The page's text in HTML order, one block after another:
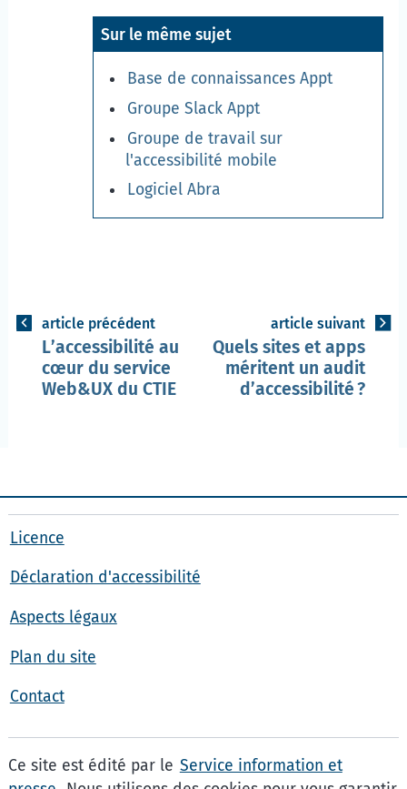
Sur le même sujet
Base de connaissances Appt
Groupe Slack Appt
Groupe de travail sur
l'accessibilité mobile
Logiciel Abra
article précédent
L’accessibilité au
cœur du service
Web&UXdu CTIE
article suivant
Quels sites et apps
méritent un audit
d’accessibilité ?
Licence
Déclaration d'accessibilité
Aspects légaux
Plan du site
Contact
Ce site est édité par le Service information et